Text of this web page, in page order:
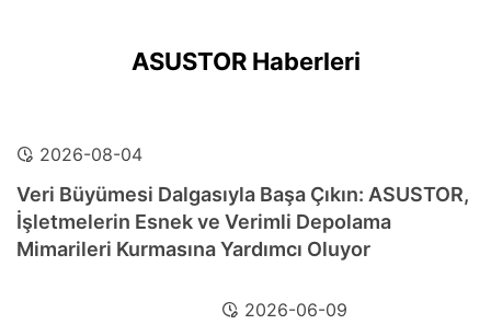
ASUSTOR Haberleri
2026-08-04
Veri Büyümesi Dalgasıyla Başa Çıkın: ASUSTOR,
İşletmelerin Esnek ve Verimli Depolama
Mimarileri Kurmasına Yardımcı Oluyor
2026-06-09